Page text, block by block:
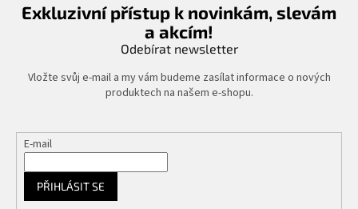
Exkluzivní přístup k novinkám, slevám
a akcím!
Odebírat newsletter
Vložte svůj e-mail a my vám budeme zasílat informace o nových
produktech na našem e-shopu.
E-mail
PŘIHLÁSIT SE